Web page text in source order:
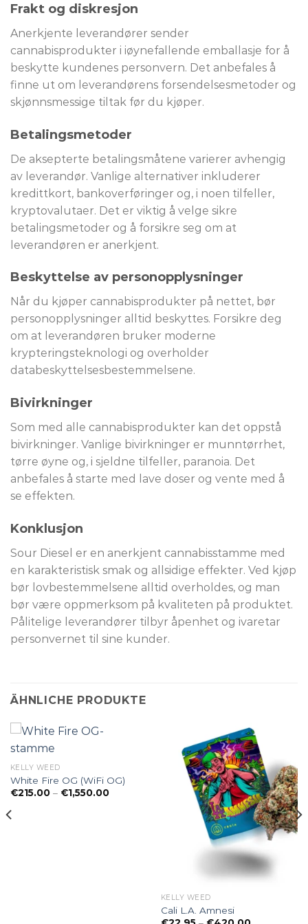
Frakt og diskresjon
Anerkjente leverandører sender
cannabisprodukter i iøynefallende emballasje for å
beskytte kundenes personvern. Det anbefales å
finne ut om leverandørens forsendelsesmetoder og
skjønnsmessige tiltak før du kjøper.
Betalingsmetoder
De aksepterte betalingsmåtene varierer avhengig
av leverandør. Vanlige alternativer inkluderer
kredittkort, bankoverføringer og, i noen tilfeller,
kryptovalutaer. Det er viktig å velge sikre
betalingsmetoder og å forsikre seg om at
leverandøren er anerkjent.
Beskyttelse av personopplysninger
Når du kjøper cannabisprodukter på nettet, bør
personopplysninger alltid beskyttes. Forsikre deg
om at leverandøren bruker moderne
krypteringsteknologi og overholder
databeskyttelsesbestemmelsene.
Bivirkninger
Som med alle cannabisprodukter kan det oppstå
bivirkninger. Vanlige bivirkninger er munntørrhet,
tørre øyne og, i sjeldne tilfeller, paranoia. Det
anbefales å starte med lave doser og vente med å
se effekten.
Konklusjon
Sour Diesel er en anerkjent cannabisstamme med
en karakteristisk smak og allsidige effekter. Ved kjøp
bør lovbestemmelsene alltid overholdes, og man
bør være oppmerksom på kvaliteten på produktet.
Pålitelige leverandører tilbyr åpenhet og ivaretar
personvernet til sine kunder.
ÄHNLICHE PRODUKTE
KELLY WEED
White Fire OG (WiFi OG)
€215.00 – €1,550.00Preisspanne:
KELLY WEED
Cali L.A. Amnesi